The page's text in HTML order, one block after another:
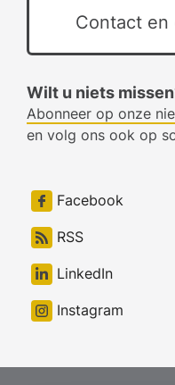
Contact en
Wilt u niets
Abonneer op onze
en volg ons ook op
Facebook
RSS
LinkedIn
Instagram